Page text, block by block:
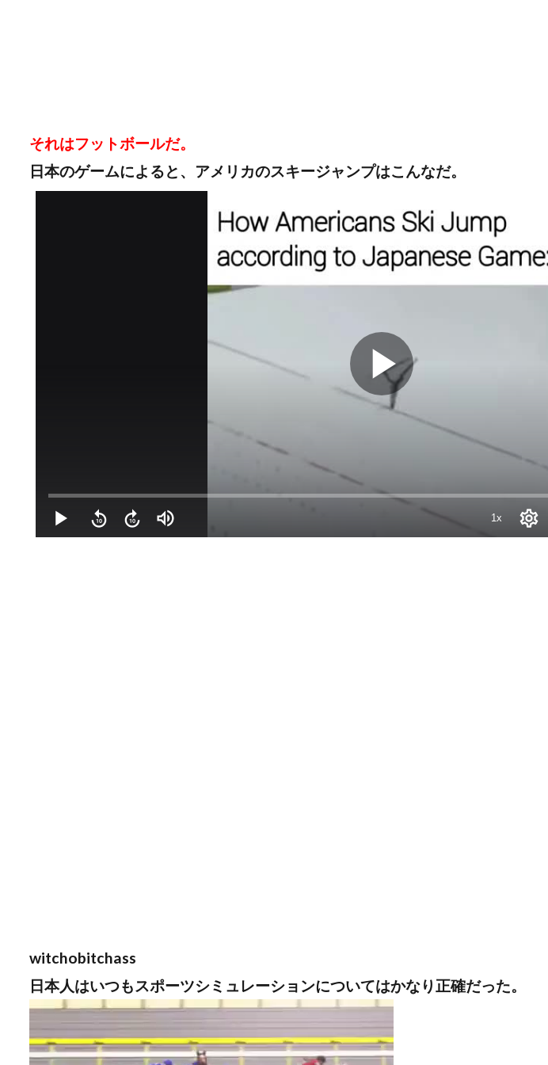
それはフットボールだ。
日本のゲームによると、アメリカのスキージャンプはこんなだ。
witchobitchass
日本人はいつもスポーツシミュレーションについてはかなり正確だった。